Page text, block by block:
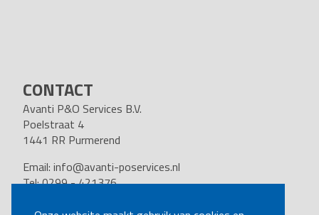
CONTACT
Avanti P&O Services B.V.
Poelstraat 4
1441 RR Purmerend
Email: info@avanti-poservices.nl
Tel: 0299 - 421376